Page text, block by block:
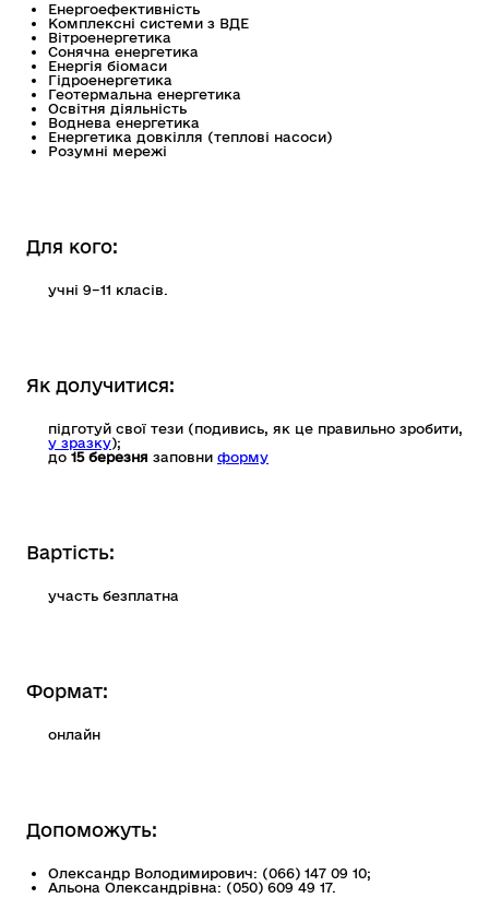
Енергоефективність
Комплексні системи з ВДЕ
Вітроенергетика
Сонячна енергетика
Енергія біомаси
Гідроенергетика
Геотермальна енергетика
Освітня діяльність
Воднева енергетика
Енергетика довкілля (теплові насоси)
Розумні мережі
Для кого:
учні 9–11 класів.
Як долучитися:
підготуй свої тези (подивись, як це правильно зробити,
у зразку);
до 15 березня заповни форму
Вартість:
участь безплатна
Формат:
онлайн
Допоможуть:
Олександр Володимирович: (066) 147 09 10;
Альона Олександрівна: (050) 609 49 17.